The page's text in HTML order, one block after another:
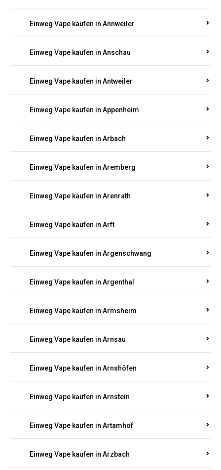
Einweg Vape kaufen in Annweiler
Einweg Vape kaufen in Anschau
Einweg Vape kaufen in Antweiler
Einweg Vape kaufen in Appenheim
Einweg Vape kaufen in Arbach
Einweg Vape kaufen in Aremberg
Einweg Vape kaufen in Arenrath
Einweg Vape kaufen in Arft
Einweg Vape kaufen in Argenschwang
Einweg Vape kaufen in Argenthal
Einweg Vape kaufen in Armsheim
Einweg Vape kaufen in Arnsau
Einweg Vape kaufen in Arnshöfen
Einweg Vape kaufen in Arnstein
Einweg Vape kaufen in Artamhof
Einweg Vape kaufen in Arzbach